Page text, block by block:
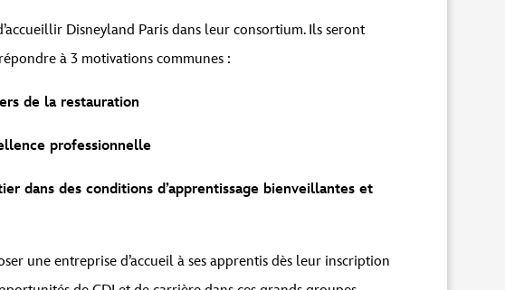
Disneyland Paris dans leur consortium. Ils seront
à 3 motivations communes :
de la restauration
professionnelle
dans des conditions d’apprentissage bienveillantes et
une entreprise d’accueil à ses apprentis dès leur inscription